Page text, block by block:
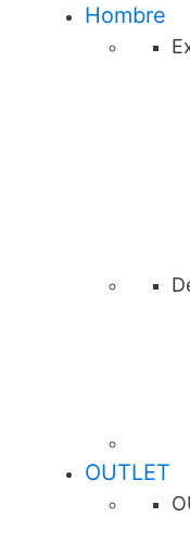
Hombre
OUTLET